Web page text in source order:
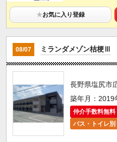
★お気に入り登録
08/07 ミランダメゾン桔梗Ⅲ
長野県塩尻市
築年月：2019
仲介手数料無料
バス・トイレ別